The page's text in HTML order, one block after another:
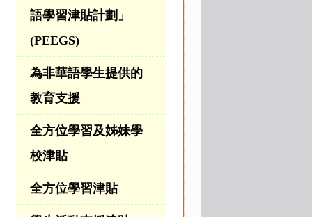
語學習津貼計劃」
(PEEGS)
為非華語學生提供的
教育支援
全方位學習及姊妹學
校津貼
全方位學習津貼